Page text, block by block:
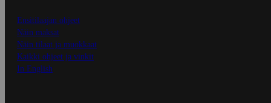
Ensitilaajan ohjeet
Näin maksat
Näin tilaat ja muokkaat
Kaikki ohjeet ja vinkit
In English